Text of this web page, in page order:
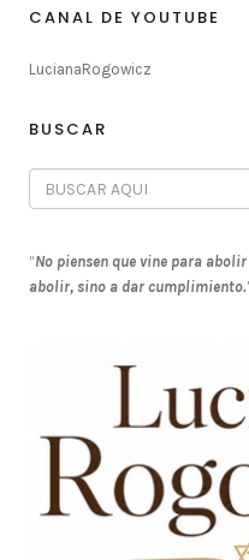
CANAL DE YOUTUBE
LucianaRogowicz
BUSCAR
“No piensen que vine para
abolir, sino a dar cumplimiento.